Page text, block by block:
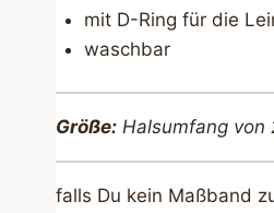
mit D-Ring für die
waschbar
Größe: Halsumfang von
falls Du kein Maßband